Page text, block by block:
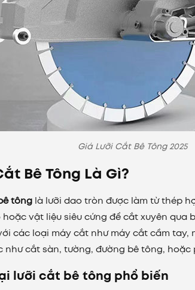
Giá Lưỡi Cắt Bê Tông 2025
Bê Tông Là Gì?
tông là lưỡi dao tròn được làm từ thép
vật liệu siêu cứng để cắt xuyên
các loại máy cắt như máy cắt cầm
như cắt sàn, tường, đường bê tông,
lưỡi cắt bê tông phổ biến